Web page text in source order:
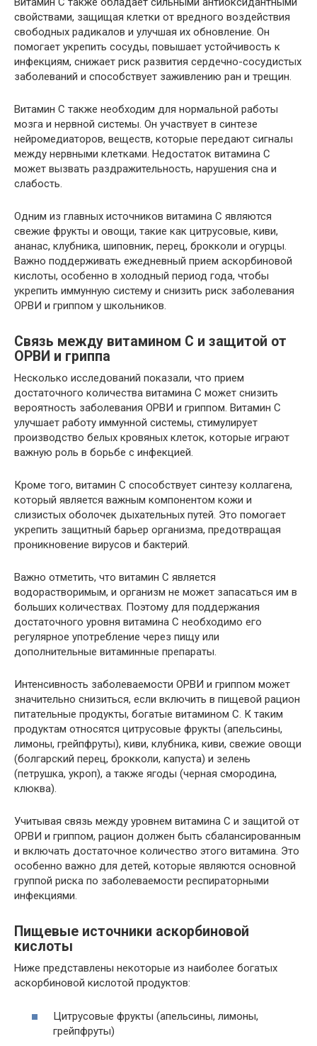
свойствами, защищая клетки от вредного воздействия
свободных радикалов и улучшая их обновление. Он
помогает укрепить сосуды, повышает устойчивость к
инфекциям, снижает риск развития сердечно-сосудистых
заболеваний и способствует заживлению ран и трещин.
Витамин С также необходим для нормальной работы
мозга и нервной системы. Он участвует в синтезе
нейромедиаторов, веществ, которые передают сигналы
между нервными клетками. Недостаток витамина C
может вызвать раздражительность, нарушения сна и
слабость.
Одним из главных источников витамина C являются
свежие фрукты и овощи, такие как цитрусовые, киви,
ананас, клубника, шиповник, перец, брокколи и огурцы.
Важно поддерживать ежедневный прием аскорбиновой
кислоты, особенно в холодный период года, чтобы
укрепить иммунную систему и снизить риск заболевания
ОРВИ и гриппом у школьников.
Связь между витамином C и защитой от
ОРВИ и гриппа
Несколько исследований показали, что прием
достаточного количества витамина C может снизить
вероятность заболевания ОРВИ и гриппом. Витамин C
улучшает работу иммунной системы, стимулирует
производство белых кровяных клеток, которые играют
важную роль в борьбе с инфекцией.
Кроме того, витамин C способствует синтезу коллагена,
который является важным компонентом кожи и
слизистых оболочек дыхательных путей. Это помогает
укрепить защитный барьер организма, предотвращая
проникновение вирусов и бактерий.
Важно отметить, что витамин C является
водорастворимым, и организм не может запасаться им в
больших количествах. Поэтому для поддержания
достаточного уровня витамина C необходимо его
регулярное употребление через пищу или
дополнительные витаминные препараты.
Интенсивность заболеваемости ОРВИ и гриппом может
значительно снизиться, если включить в пищевой рацион
питательные продукты, богатые витамином C. К таким
продуктам относятся цитрусовые фрукты (апельсины,
лимоны, грейпфруты), киви, клубника, киви, свежие овощи
(болгарский перец, брокколи, капуста) и зелень
(петрушка, укроп), а также ягоды (черная смородина,
клюква).
Учитывая связь между уровнем витамина C и защитой от
ОРВИ и гриппом, рацион должен быть сбалансированным
и включать достаточное количество этого витамина. Это
особенно важно для детей, которые являются основной
группой риска по заболеваемости респираторными
инфекциями.
Пищевые источники аскорбиновой
кислоты
Ниже представлены некоторые из наиболее богатых
аскорбиновой кислотой продуктов:
Цитрусовые фрукты (апельсины, лимоны,
грейпфруты)